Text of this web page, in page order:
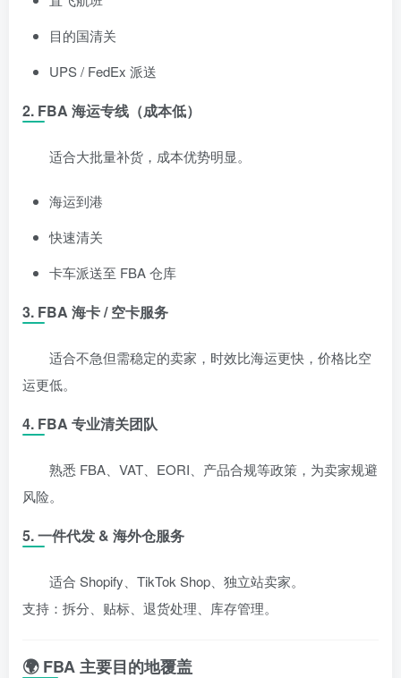
目的国清关
UPS / FedEx 派送
2. FBA 海运专线（成本低）
适合大批量补货，成本优势明显。
海运到港
快速清关
卡车派送至 FBA 仓库
3. FBA 海卡 / 空卡服务
适合不急但需稳定的卖家，时效比海运更快，价格比空
运更低。
4. FBA 专业清关团队
熟悉 FBA、VAT、EORI、产品合规等政策，为卖家规避
风险。
5. 一件代发 & 海外仓服务
适合 Shopify、TikTok Shop、独立站卖家。
支持：拆分、贴标、退货处理、库存管理。
🌍 FBA 主要目的地覆盖